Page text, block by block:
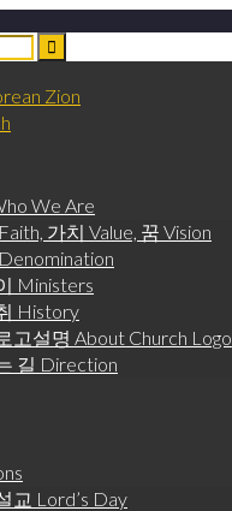
We Are
가치 Value, 꿈 Vision
Ministers
History
고설명 About Church Logo
길 Direction
교 Lord’s Day